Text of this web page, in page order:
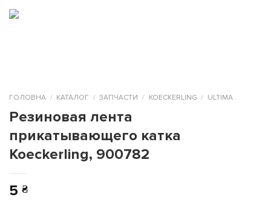
Skip
ГОЛОВНА / КАТАЛОГ / ЗАПЧАСТИ / KOECKERLING / ULTIMA
Резиновая лента
прикатывающего катка
Koeckerling, 900782
5 ₴